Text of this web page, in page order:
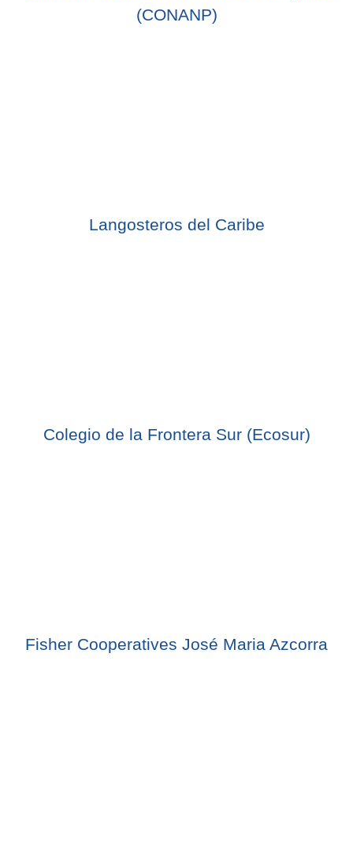
(CONANP)
Langosteros del Caribe
Colegio de la Frontera Sur (Ecosur)
Fisher Cooperatives José Maria Azcorra